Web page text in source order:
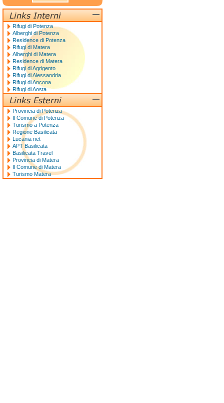
Rifugi di Potenza
Alberghi di Potenza
Residence di Potenza
Rifugi di Matera
Alberghi di Matera
Residence di Matera
Rifugi di Agrigento
Rifugi di Alessandria
Rifugi di Ancona
Rifugi di Aosta
Provincia di Potenza
Il Comune di Potenza
Turismo a Potenza
Regione Basilicata
Lucania net
APT Basilicata
Basilicata Travel
Provincia di Matera
Il Comune di Matera
Turismo Matera